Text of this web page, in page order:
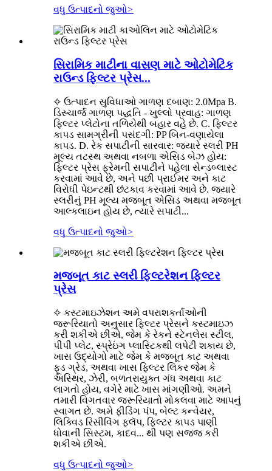
વધુ ઉત્પાદનો જુઓ>
સિરામિક માટીના વાસણ માટે ઓટોમેટિક
રાઉન્ડ ફિલ્ટર પ્રેસ...
✧ ઉત્પાદન સુવિધાઓ ગાળણ દબાણ: 2.0Mpa B.
ડિસ્ચાર્જ ગાળણ પદ્ધતિ - ખુલ્લો પ્રવાહ: ગાળણ
ફિલ્ટર પ્લેટોના તળિયેથી બહાર વહે છે. C. ફિલ્ટર
કાપડ સામગ્રીની પસંદગી: PP બિન-વણાયેલા
કાપડ. D. રેક સપાટીની સારવાર: જ્યારે સ્લરી PH
મૂલ્ય તટસ્થ અથવા નબળા એસિડ બેઝ હોય:
ફિલ્ટર પ્રેસ ફ્રેમની સપાટીને પહેલા સેન્ડબ્લાસ્ટ
કરવામાં આવે છે, અને પછી પ્રાઈમર અને કાટ
વિરોધી પેઇન્ટથી છંટકાવ કરવામાં આવે છે. જ્યારે
સ્લરીનું PH મૂલ્ય મજબૂત એસિડ અથવા મજબૂત
આલ્કલાઇન હોય છે, ત્યારે સપાટી...
વધુ ઉત્પાદનો જુઓ>
મજબૂત કાટ સ્લરી ફિલ્ટરેશન ફિલ્ટર
પ્રેસ
✧ કસ્ટમાઇઝેશન અમે વપરાશકર્તાઓની
જરૂરિયાતો અનુસાર ફિલ્ટર પ્રેસને કસ્ટમાઇઝ
કરી શકીએ છીએ, જેમ કે રેકને સ્ટેનલેસ સ્ટીલ,
પીપી પ્લેટ, સ્પ્રેઇંગ પ્લાસ્ટિકથી લપેટી શકાય છે,
ખાસ ઉદ્યોગો માટે જેમ કે મજબૂત કાટ અથવા
ફૂડ ગ્રેડ, અથવા ખાસ ફિલ્ટર લિકર જેમ કે
અસ્થિર, ઝેરી, બળતરાયુક્ત ગંધ અથવા કાટ
લાગતો હોય, વગેરે માટે ખાસ માંગણીઓ. અમને
તમારી વિગતવાર જરૂરિયાતો મોકલવા માટે આપનું
સ્વાગત છે. અમે ફીડિંગ પંપ, બેલ્ટ કન્વેયર,
લિક્વિડ રિસીવિંગ ફ્લૅપ, ફિલ્ટર કાપડ પાણી
ધોવાની સિસ્ટમ, કાદવ... થી પણ સજ્જ કરી
શકીએ છીએ.
વધુ ઉત્પાદનો જુઓ>